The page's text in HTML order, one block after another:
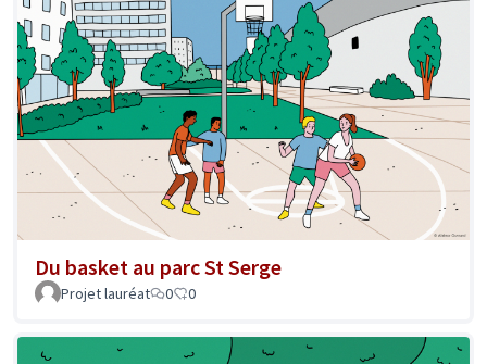
Du basket au parc St Serge
Projet lauréat 0 0